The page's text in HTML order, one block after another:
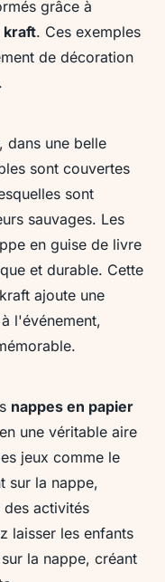
grâce à
kraft. Ces exemples
de décoration
dans une belle
sont couvertes
sont
sauvages. Les
en guise de livre
et durable. Cette
ajoute une
l'événement,
nappes en papier
une véritable aire
jeux comme le
sur la nappe,
des activités
laisser les enfants
la nappe, créant